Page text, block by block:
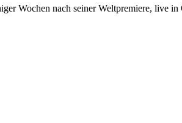
Wochen nach seiner Weltpremiere, live